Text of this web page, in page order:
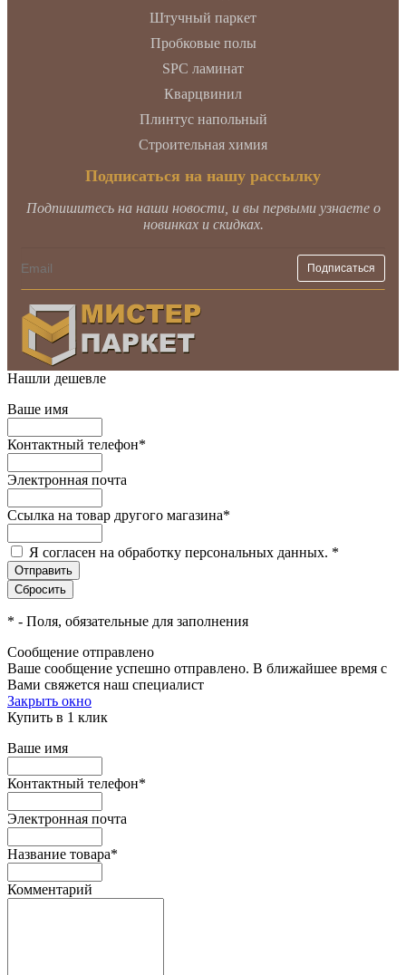
Штучный паркет
Пробковые полы
SPC ламинат
Кварцвинил
Плинтус напольный
Строительная химия
Подписаться на нашу рассылку
Подпишитесь на наши новости, и вы первыми узнаете о
новинках и скидках.
Нашли дешевле
Ваше имя
Контактный телефон*
Электронная почта
Ссылка на товар другого магазина*
Я согласен на обработку персональных данных. *
* - Поля, обязательные для заполнения
Сообщение отправлено
Ваше сообщение успешно отправлено. В ближайшее время с
Вами свяжется наш специалист
Закрыть окно
Купить в 1 клик
Ваше имя
Контактный телефон*
Электронная почта
Название товара*
Комментарий